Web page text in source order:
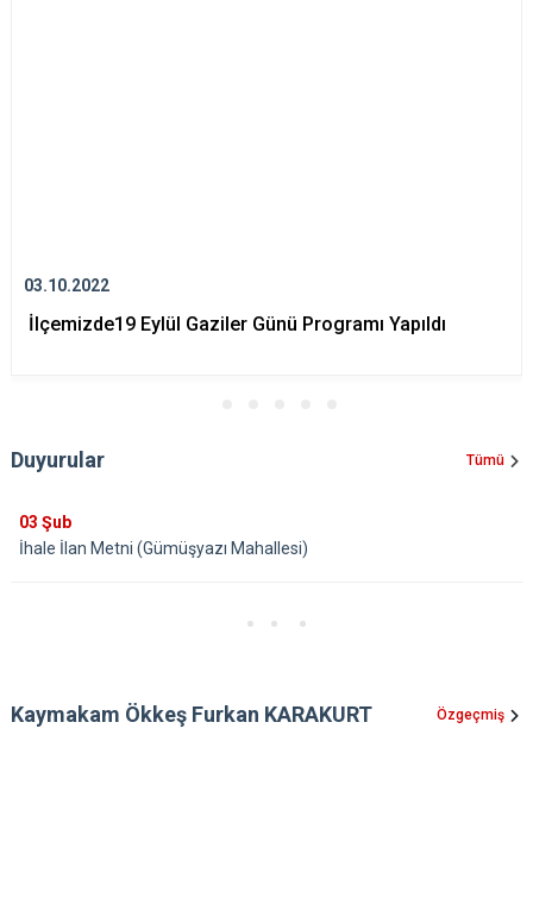
03.10.2022
İlçemizde19 Eylül Gaziler Günü Programı Yapıldı
Duyurular Tümü
03 Şub
İhale İlan Metni (Gümüşyazı Mahallesi)
Kaymakam Ökkeş Furkan KARAKURT Özgeçmiş